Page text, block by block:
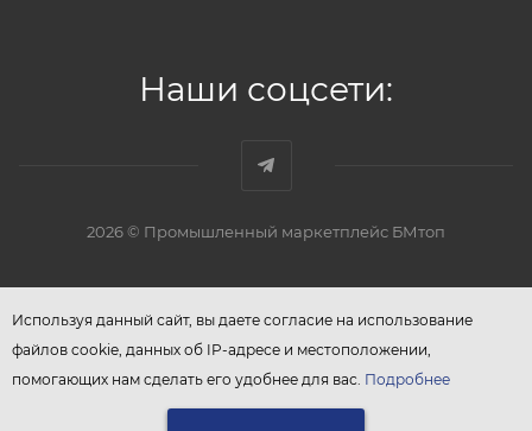
Наши соцсети:
2026 © Промышленный маркетплейс БМтоп
Используя данный сайт, вы даете согласие на использование
файлов cookie, данных об IP-адресе и местоположении,
помогающих нам сделать его удобнее для вас. Подробнее